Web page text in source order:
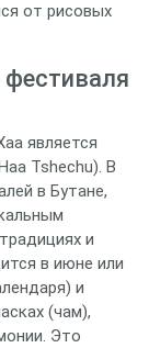
от рисовых
фестиваля
является
Tshechu). В
в Бутане,
и
в июне или
и
(чам),
Это